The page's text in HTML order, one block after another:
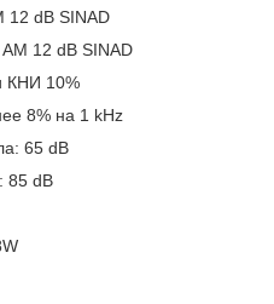
12 dB SINAD
SINAD
КНИ 10%
8% на 1 kHz
65 dB
85 dB